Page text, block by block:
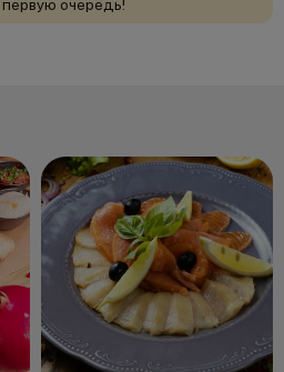
первую очередь!